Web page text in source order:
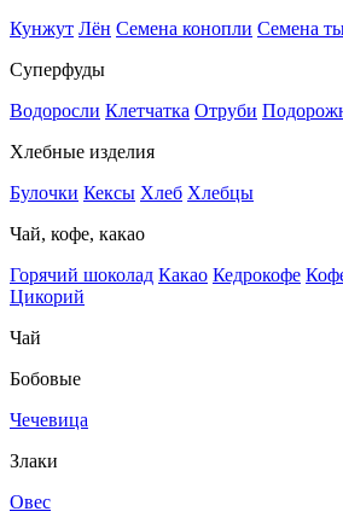
Кунжут Лён Семена конопли Семена
Суперфуды
Водоросли Клетчатка Отруби
Хлебные изделия
Булочки Кексы Хлеб Хлебцы
Чай, кофе, какао
Горячий шоколад Какао Кедрокофе
Цикорий
Чай
Бобовые
Чечевица
Злаки
Овес